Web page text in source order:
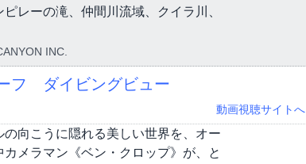
レーの滝、仲間川流域、クイラ川、
INC.
フ ダイビングビュー
動画視聴サイトへ
向こうに隠れる美しい世界を、オー
メラマン《ベン・クロップ》が、と